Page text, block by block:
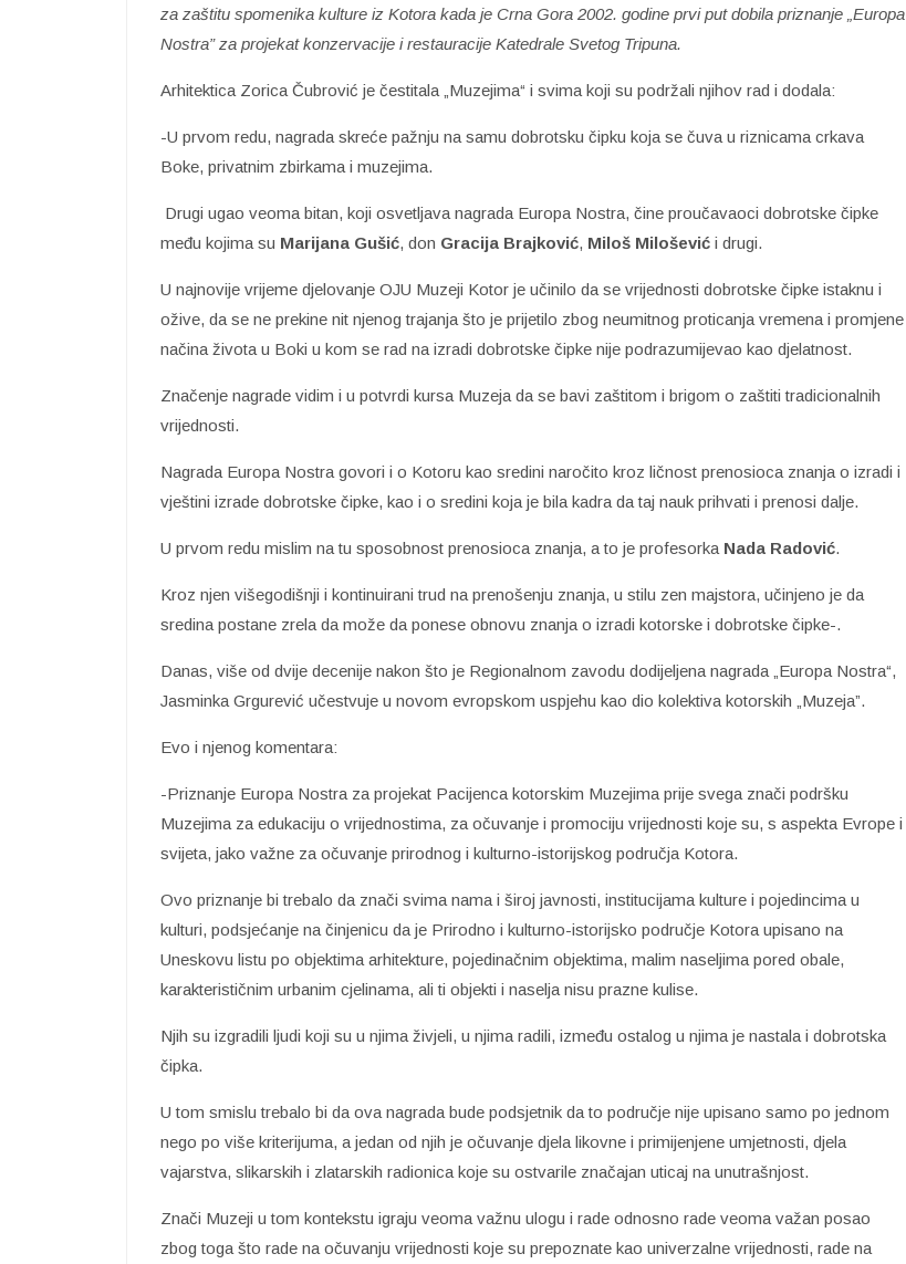
za zaštitu spomenika kulture iz Kotora kada je Crna Gora 2002. godine prvi put dobila priznanje „Europa
Nostra” za projekat konzervacije i restauracije Katedrale Svetog Tripuna.
Arhitektica Zorica Čubrović je čestitala „Muzejima“ i svima koji su podržali njihov rad i dodala:
-U prvom redu, nagrada skreće pažnju na samu dobrotsku čipku koja se čuva u riznicama crkava
Boke, privatnim zbirkama i muzejima.
Drugi ugao veoma bitan, koji osvetljava nagrada Europa Nostra, čine proučavaoci dobrotske čipke
među kojima su Marijana Gušić, don Gracija Brajković, Miloš Milošević i drugi.
U najnovije vrijeme djelovanje OJU Muzeji Kotor je učinilo da se vrijednosti dobrotske čipke istaknu i
ožive, da se ne prekine nit njenog trajanja što je prijetilo zbog neumitnog proticanja vremena i promjene
načina života u Boki u kom se rad na izradi dobrotske čipke nije podrazumijevao kao djelatnost.
Značenje nagrade vidim i u potvrdi kursa Muzeja da se bavi zaštitom i brigom o zaštiti tradicionalnih
vrijednosti.
Nagrada Europa Nostra govori i o Kotoru kao sredini naročito kroz ličnost prenosioca znanja o izradi i
vještini izrade dobrotske čipke, kao i o sredini koja je bila kadra da taj nauk prihvati i prenosi dalje.
U prvom redu mislim na tu sposobnost prenosioca znanja, a to je profesorka Nada Radović.
Kroz njen višegodišnji i kontinuirani trud na prenošenju znanja, u stilu zen majstora, učinjeno je da
sredina postane zrela da može da ponese obnovu znanja o izradi kotorske i dobrotske čipke-.
Danas, više od dvije decenije nakon što je Regionalnom zavodu dodijeljena nagrada „Europa Nostra“,
Jasminka Grgurević učestvuje u novom evropskom uspjehu kao dio kolektiva kotorskih „Muzeja”.
Evo i njenog komentara:
-Priznanje Europa Nostra za projekat Pacijenca kotorskim Muzejima prije svega znači podršku
Muzejima za edukaciju o vrijednostima, za očuvanje i promociju vrijednosti koje su, s aspekta Evrope i
svijeta, jako važne za očuvanje prirodnog i kulturno-istorijskog područja Kotora.
Ovo priznanje bi trebalo da znači svima nama i široj javnosti, institucijama kulture i pojedincima u
kulturi, podsjećanje na činjenicu da je Prirodno i kulturno-istorijsko područje Kotora upisano na
Uneskovu listu po objektima arhitekture, pojedinačnim objektima, malim naseljima pored obale,
karakterističnim urbanim cjelinama, ali ti objekti i naselja nisu prazne kulise.
Njih su izgradili ljudi koji su u njima živjeli, u njima radili, između ostalog u njima je nastala i dobrotska
čipka.
U tom smislu trebalo bi da ova nagrada bude podsjetnik da to područje nije upisano samo po jednom
nego po više kriterijuma, a jedan od njih je očuvanje djela likovne i primijenjene umjetnosti, djela
vajarstva, slikarskih i zlatarskih radionica koje su ostvarile značajan uticaj na unutrašnjost.
Znači Muzeji u tom kontekstu igraju veoma važnu ulogu i rade odnosno rade veoma važan posao
zbog toga što rade na očuvanju vrijednosti koje su prepoznate kao univerzalne vrijednosti, rade na